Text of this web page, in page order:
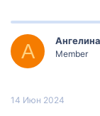
А Ангелина
Member
14 Июн 2024